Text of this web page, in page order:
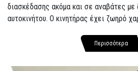
διασκέδασης ακόμα και σε αναβάτες
αυτοκινήτου. Ο κινητήρας έχει ζωηρό
Περισσότερα